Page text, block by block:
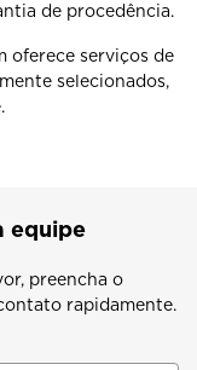
de procedência.
oferece serviços de
selecionados,
equipe
preencha o
rapidamente.